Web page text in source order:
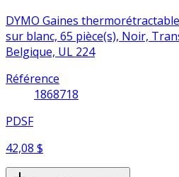
DYMO Gaines
sur blanc, 65 pièce(s), Noir,
Belgique, UL 224
Référence
1868718
PDSF
42,08 $